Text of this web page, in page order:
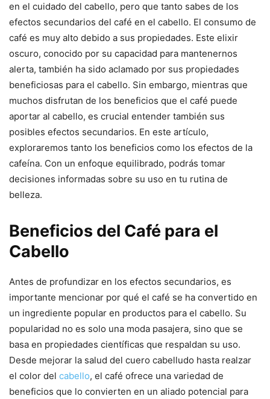
en el cuidado del cabello, pero que tanto sabes de los
efectos secundarios del café en el cabello. El consumo de
café es muy alto debido a sus propiedades. Este elixir
oscuro, conocido por su capacidad para mantenernos
alerta, también ha sido aclamado por sus propiedades
beneficiosas para el cabello. Sin embargo, mientras que
muchos disfrutan de los beneficios que el café puede
aportar al cabello, es crucial entender también sus
posibles efectos secundarios. En este artículo,
exploraremos tanto los beneficios como los efectos de la
cafeína. Con un enfoque equilibrado, podrás tomar
decisiones informadas sobre su uso en tu rutina de
belleza.
Beneficios del Café para el
Cabello
Antes de profundizar en los efectos secundarios, es
importante mencionar por qué el café se ha convertido en
un ingrediente popular en productos para el cabello. Su
popularidad no es solo una moda pasajera, sino que se
basa en propiedades científicas que respaldan su uso.
Desde mejorar la salud del cuero cabelludo hasta realzar
el color del cabello, el café ofrece una variedad de
beneficios que lo convierten en un aliado potencial para